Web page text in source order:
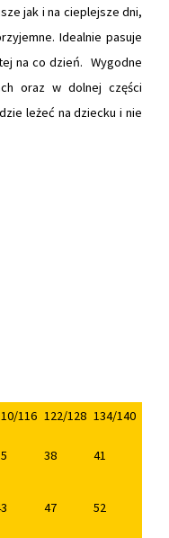
jak i na cieplejsze dni,
Idealnie pasuje
na co dzień. Wygodne
oraz w dolnej części
leżeć na dziecku i nie
116 122/128 134/140
38 41
47 52